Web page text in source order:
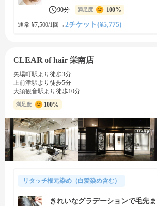
90分 満足度 100%
通常 ¥7,500/1回 →2チケット(¥5,775)
CLEAR of hair 栄南店
矢場町駅より徒歩3分
上前津駅より徒歩5分
大須観音駅より徒歩10分
満足度 100%
リタッチ根元染め（白髪染め含む）
きれいなグラデーションで毛先